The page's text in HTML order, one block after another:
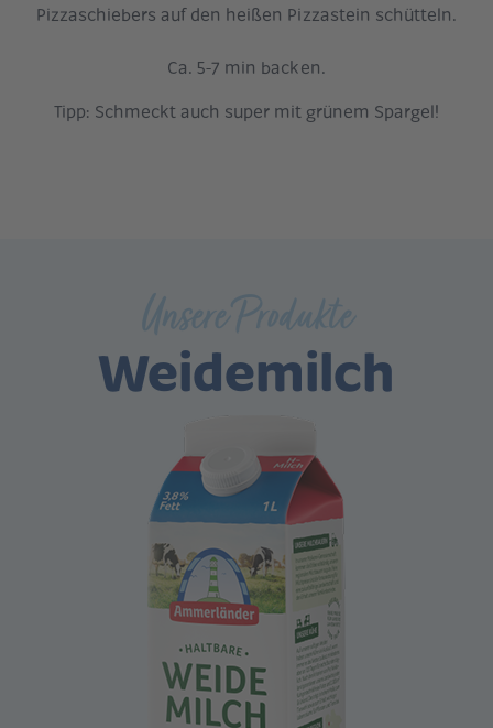
Pizzaschiebers auf den heißen Pizzastein schütteln.
Ca. 5-7 min backen.
Tipp: Schmeckt auch super mit grünem Spargel!
Unsere Produkte
Weidemilch